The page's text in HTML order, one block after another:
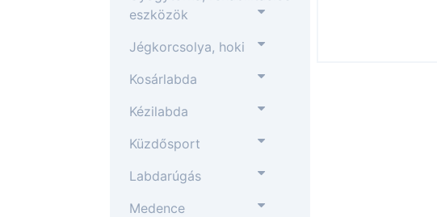
eszközök
Jégkorcsolya, hoki
Kosárlabda
Kézilabda
Küzdősport
Labdarúgás
Medence